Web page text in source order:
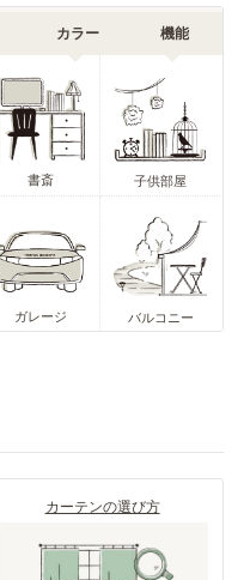
カラー 機能
書斎 子供部屋
ガレージ バルコニー
カーテンの選び方